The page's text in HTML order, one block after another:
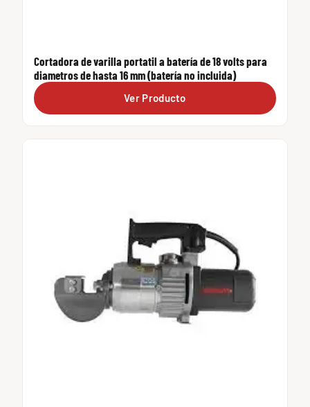
Cortadora de varilla portatil a batería de 18 volts para
diametros de hasta 16 mm (batería no incluida)
Ver Producto